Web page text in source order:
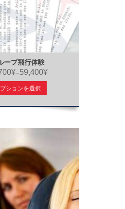
ープ飛行体験
–59,400¥
ションを選択